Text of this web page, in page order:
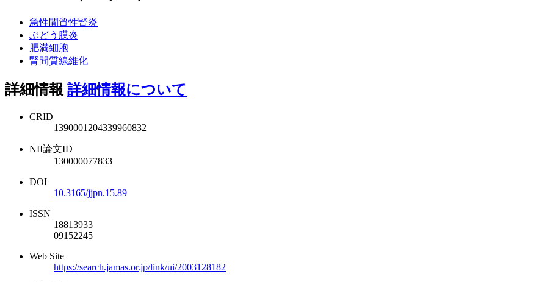
急性間質性腎炎
ぶどう膜炎
肥満細胞
腎間質線維化
詳細情報 詳細情報について
CRID
1390001204339960832
NII論文ID
130000077833
DOI
10.3165/jjpn.15.89
ISSN
18813933
09152245
Web Site
https://search.jamas.or.jp/link/ui/2003128182